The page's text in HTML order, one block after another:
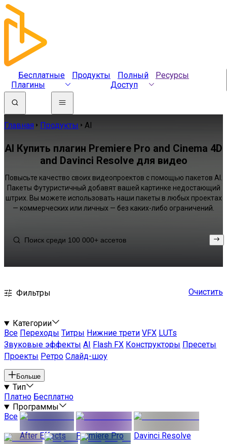
Бесплатные
Плагины
Продукты
Полный
Доступ
Ресурсы
Главная Продукты AI
AI Купить плагин Premiere Pro and Cinema 4D
and Davinci Resolve для видео
Повысьте качество своих видеопроектов с помощью пакетов AI.
Пакеты Футуристичный добавят вашей картинке недостающий
штрих. Вы можете использовать наши пакеты в любых проектах
— коммерческих или личных — без каких-либо ограничений.
Фильтры Очистить
Категории
Все Переходы Титры Нижние трети VFX LUTs
Звуковые эффекты AI Flash FX Конструкторы Пресеты
Проекты Ретро Слайд-шоу
Больше
Тип
Платно Бесплатно
Программы
Все
After Effects
Premiere Pro Davinci Resolve